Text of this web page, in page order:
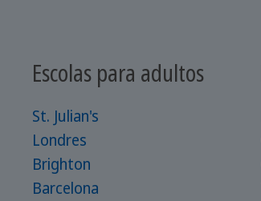
Escolas para adultos
St. Julian's
Londres
Brighton
Barcelona